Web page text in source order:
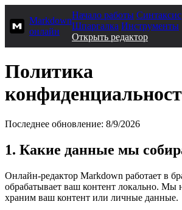
Markdown
онлайн
Начало работы Синтаксис
Шпаргалка Инструменты
Открыть редактор
Политика
Последнее обновление: 8/9/2026
1. Какие данные мы
Онлайн-редактор Markdown работает в
обрабатывает ваш контент локально. Мы
храним ваш контент или личные данные.